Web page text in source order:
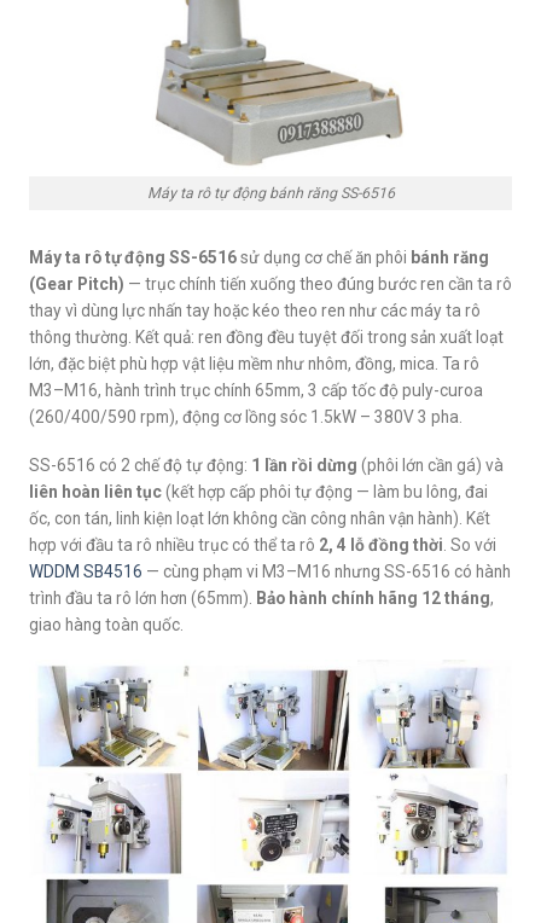
Máy ta rô tự động bánh răng SS-6516
Máy ta rô tự động SS-6516sử dụng cơ chế ăn phôi bánh răng
(Gear Pitch) — trục chính tiến xuống theo đúng bước ren cần ta rô
thay vì dùng lực nhấn tay hoặc kéo theo ren như các máy ta rô
thông thường. Kết quả: ren đồng đều tuyệt đối trong sản xuất loạt
lớn, đặc biệt phù hợp vật liệu mềm như nhôm, đồng, mica. Ta rô
M3–M16, hành trình trục chính 65mm, 3 cấp tốc độ puly-curoa
(260/400/590 rpm), động cơ lồng sóc 1.5kW – 380V 3 pha.
SS-6516 có 2 chế độ tự động: 1 lần rồi dừng (phôi lớn cần gá) và
liên hoàn liên tục(kết hợp cấp phôi tự động — làm bu lông, đai
ốc, con tán, linh kiện loạt lớn không cần công nhân vận hành). Kết
hợp với đầu ta rô nhiều trục có thể ta rô 2, 4 lỗ đồng thời . So với
WDDM SB4516 — cùng phạm vi M3–M16 nhưng SS-6516 có hành
trình đầu ta rô lớn hơn (65mm).
Bảo hành chính hãng 12 tháng,
giao hàng toàn quốc.